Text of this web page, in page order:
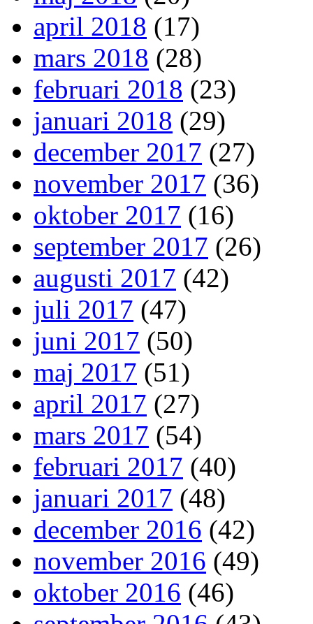
april 2018 (17)
mars 2018 (28)
februari 2018 (23)
januari 2018 (29)
december 2017 (27)
november 2017 (36)
oktober 2017 (16)
september 2017 (26)
augusti 2017 (42)
juli 2017 (47)
juni 2017 (50)
maj 2017 (51)
april 2017 (27)
mars 2017 (54)
februari 2017 (40)
januari 2017 (48)
december 2016 (42)
november 2016 (49)
oktober 2016 (46)